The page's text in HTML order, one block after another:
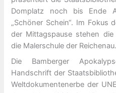
Domplatz noch bis Ende
„Schöner Schein“. Im Fokus
der Mittagspause stehen
die Malerschule der Reichenau.
Die Bamberger
Handschrift der
Weltdokumentenerbe der